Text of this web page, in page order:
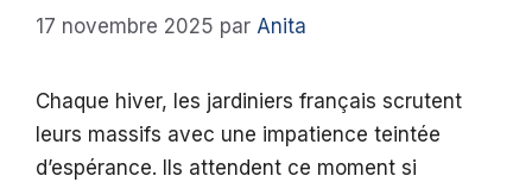
17 novembre 2025 par Anita
Chaque hiver, les jardiniers français scrutent
leurs massifs avec une impatience teintée
d’espérance. Ils attendent ce moment si